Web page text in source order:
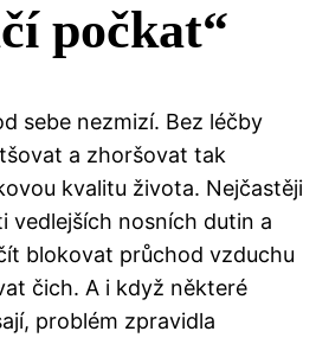
počkat“
sebe nezmizí. Bez léčby
a zhoršovat tak
kvalitu života. Nejčastěji
vedlejších nosních dutin a
blokovat průchod vzduchu
čich. A i když některé
problém zpravidla